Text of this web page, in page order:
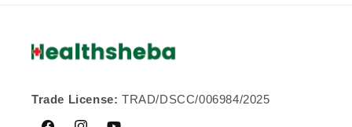
Trade License: TRAD/DSCC/006984/2025